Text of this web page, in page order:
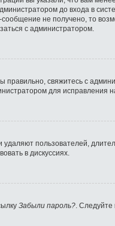
до входа в
не получено, то
с администратором.
правильно, свяжитесь с
для исправления
пользователей,
в дискуссиях.
Забыли пароль?. Следуйте